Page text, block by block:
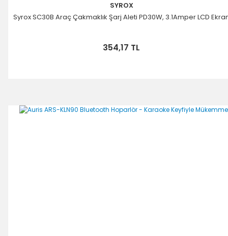
SYROX
Syrox SC30B Araç Çakmaklık Şarj Aleti PD30W, 3.1Amper LCD
354,17 TL